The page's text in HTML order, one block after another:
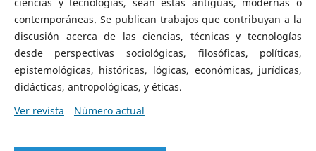
contemporáneas. Se publican trabajos que contribuyan a la
discusión acerca de las ciencias, técnicas y tecnologías
desde perspectivas sociológicas, filosóficas, políticas,
epistemológicas, históricas, lógicas, económicas, jurídicas,
didácticas, antropológicas, y éticas.
Ver revista
Número actual